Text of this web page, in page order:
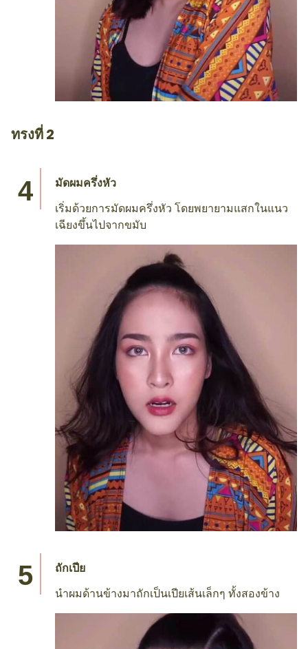
ทรงที่ 2
มัดผมครึ่งหัว
เริ่มด้วยการมัดผมครึ่งหัว โดยพยายามแสกในแนว
เฉียงขึ้นไปจากขมับ
ถักเปีย
นำผมด้านข้างมาถักเป็นเปียเส้นเล็กๆ ทั้งสองข้าง